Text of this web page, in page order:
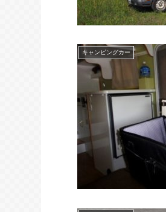
キャンピングカー